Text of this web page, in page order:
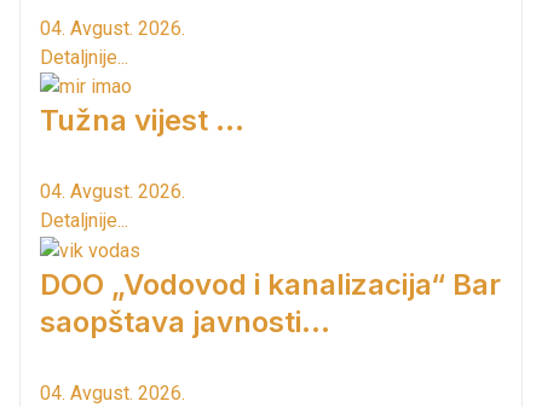
04. Avgust. 2026.
Detaljnije...
Tužna vijest ...
04. Avgust. 2026.
Detaljnije...
DOO „Vodovod i kanalizacija“ Bar
saopštava javnosti...
04. Avgust. 2026.